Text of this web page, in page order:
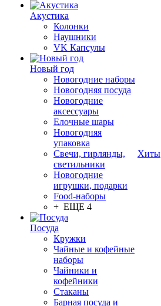
Акустика
Колонки
Наушники
VK Капсулы
Новый год
Новогодние наборы
Новогодняя посуда
Новогодние
аксессуары
Елочные шары
Новогодняя
упаковка
Свечи, гирлянды,
светильники
Новогодние
игрушки, подарки
Food-наборы
+ ЕЩЕ 4
Посуда
Кружки
Чайные и кофейные
наборы
Чайники и
кофейники
Стаканы
Барная посуда и
Хиты